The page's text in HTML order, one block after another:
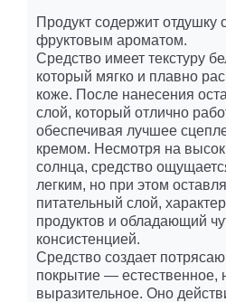
Продукт содержит отдушку
фруктовым ароматом.
Средство имеет текстуру
который мягко и плавно
коже. После нанесения
слой, который отлично
обеспечивая лучшее
кремом. Несмотря на
солнца, средство
легким, но при этом
питательный слой,
продуктов и обладающий
консистенцией.
Средство создает
покрытие — естественное,
выразительное. Оно